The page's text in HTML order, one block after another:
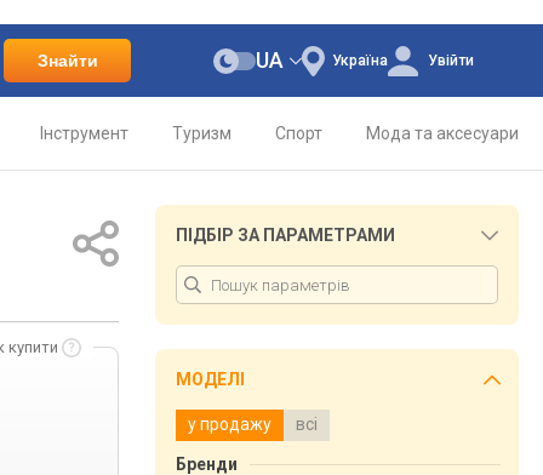
Знайти Україна
UA Увійти
Інструмент Туризм Спорт Мода та аксесуари
купити
ПІДБІР ЗА ПАРАМЕТРАМИ
МОДЕЛІ
у продажу всі
Бренди